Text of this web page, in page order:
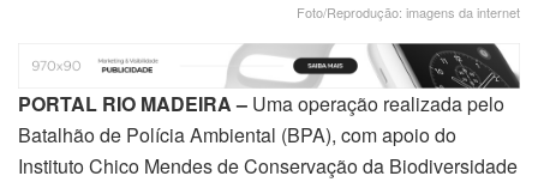
Foto/Reprodução: imagens da internet
PORTAL RIO MADEIRA – Uma operação realizada pelo
Batalhão de Polícia Ambiental (BPA), com apoio do
Instituto Chico Mendes de Conservação da Biodiversidade